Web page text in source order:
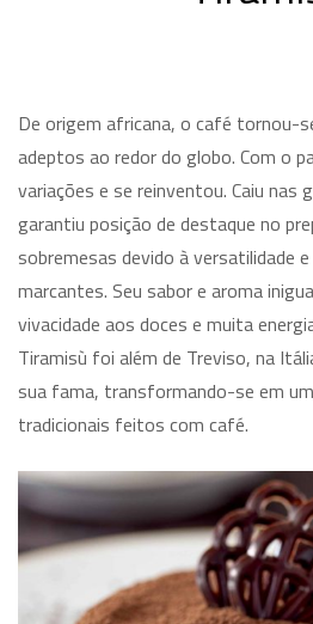
De origem africana, o café tornou-
adeptos ao redor do globo. Com o
variações e se reinventou. Caiu nas
garantiu posição de destaque no
sobremesas devido à versatilidade
marcantes. Seu sabor e aroma
vivacidade aos doces e muita
Tiramisù foi além de Treviso, na
sua fama, transformando-se em
tradicionais feitos com café.